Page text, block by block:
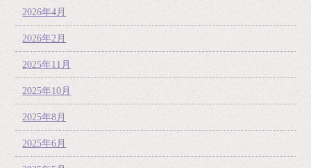
2026年4月
2026年2月
2025年11月
2025年10月
2025年8月
2025年6月